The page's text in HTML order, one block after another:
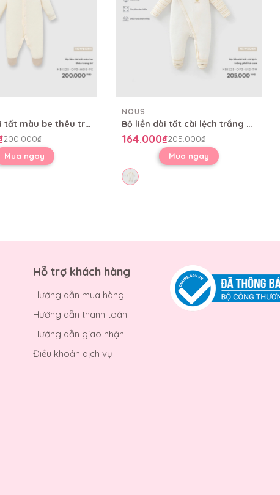
Bộ liền dài tất màu be thêu trang trí
200.000₫
Mua ngay
NOUS
Bộ liền dài tất cài lệch trắng phối kẻ cam
164.000₫205.000₫
Mua ngay
Hỗ trợ khách hàng
Hướng dẫn mua hàng
Hướng dẫn thanh toán
Hướng dẫn giao nhận
Điều khoản dịch vụ